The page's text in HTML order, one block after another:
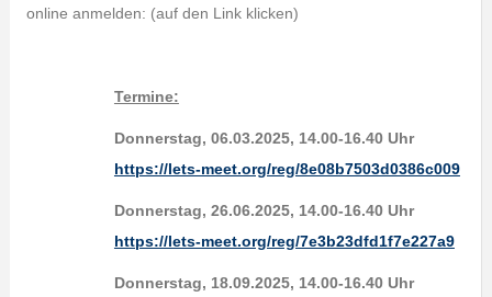
online anmelden: (auf den Link klicken)
Termine:
Donnerstag, 06.03.2025, 14.00-16.40 Uhr
https://lets-meet.org/reg/8e08b7503d0386c009
Donnerstag, 26.06.2025, 14.00-16.40 Uhr
https://lets-meet.org/reg/7e3b23dfd1f7e227a9
Donnerstag, 18.09.2025, 14.00-16.40 Uhr